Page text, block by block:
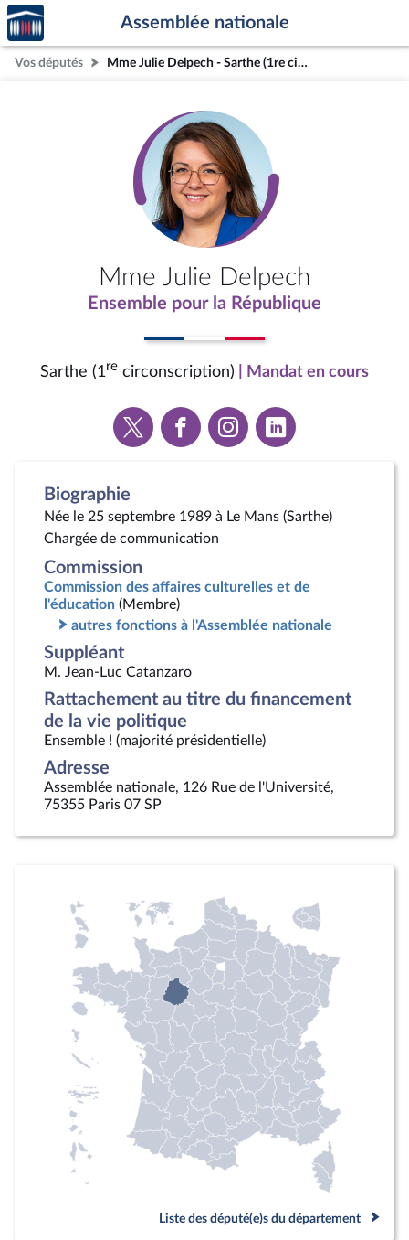
Aller au contenu
Aller en bas de la page
Accèder
à la
page
d'accueil
Assemblée nationale
Vos députés Mme Julie Delpech - Sarthe (1re circonscription)
Mme Julie Delpech
Ensemble pour la République
Sarthe (1re circonscription) | Mandat en cours
Voir
la
Voir
la
Voir
la
Voir
la
Biographie
Née le 25 septembre 1989 à Le Mans (Sarthe)
Chargée de communication
Commission
Commission des affaires culturelles et de
l'éducation (Membre)
autres fonctions à l'Assemblée nationale
Suppléant
M. Jean-Luc Catanzaro
Rattachement au titre du financement
de la vie politique
Ensemble ! (majorité présidentielle)
Adresse
Assemblée nationale, 126 Rue de l'Université,
75355 Paris 07 SP
Liste des député(e)s du département